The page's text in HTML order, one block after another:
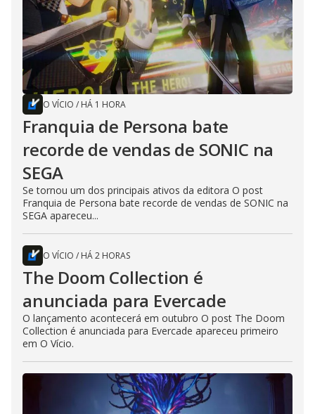
O VÍCIO / HÁ 1 HORA
Franquia de Persona bate
recorde de vendas de SONIC na
SEGA
Se tornou um dos principais ativos da editora O post
Franquia de Persona bate recorde de vendas de SONIC na
SEGA apareceu...
O VÍCIO / HÁ 2 HORAS
The Doom Collection é
anunciada para Evercade
O lançamento acontecerá em outubro O post The Doom
Collection é anunciada para Evercade apareceu primeiro
em O Vício.